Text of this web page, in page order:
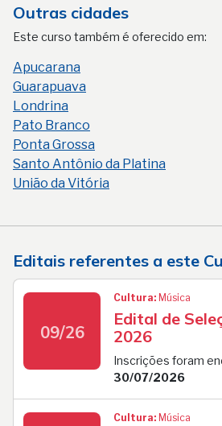
Outras cidades
Este curso também é oferecido em:
Apucarana
Guarapuava
Londrina
Pato Branco
Ponta Grossa
Santo Antônio da Platina
União da Vitória
Editais referentes a este
09/26
Cultura: Música
Edital de
2026
Inscrições foram
30/07/2026
Cultura: Música